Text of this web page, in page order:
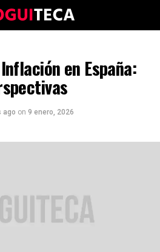
en España:
ago on 9 enero, 2026